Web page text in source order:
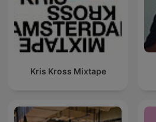
Kris Kross Mixtape